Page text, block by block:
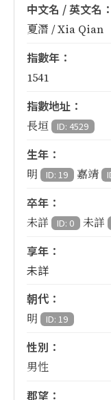
中文名 / 英文名：
夏潛 / Xia Qian
指數年：
1541
指數地址：
長垣 ID: 4529
生年：
明 ID: 19 嘉靖
卒年：
未詳 ID: 0 未詳
享年：
未詳
朝代：
明 ID: 19
性別：
男性
郡望：